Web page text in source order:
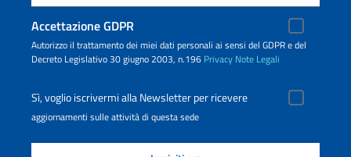
Accettazione GDPR
Autorizzo il trattamento dei miei dati personali ai sensi del GDPR e del
Decreto Legislativo 30 giugno 2003, n.196 Privacy Note Legali
Sì, voglio iscrivermi alla Newsletter per ricevere
aggiornamenti sulle attività di questa sede